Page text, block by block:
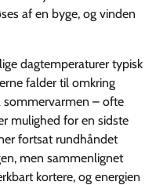
af en byge, og vinden
dagtemperaturer typisk
falder til omkring
sommervarmen – ofte
mulighed for en sidste
fortsat rundhåndet
men sammenlignet
kortere, og energien